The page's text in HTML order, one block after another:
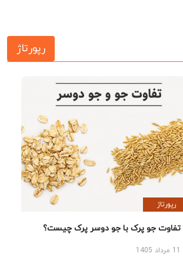
رپورتاژ
رپورتاژ
تفاوت جو پرک با جو دوسر پرک چیست؟